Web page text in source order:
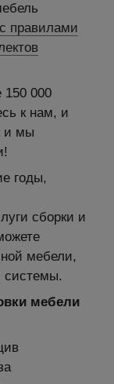
правилами
150 000
к нам, и
и мы
годы,
сборки и
мебели,
системы.
мебели